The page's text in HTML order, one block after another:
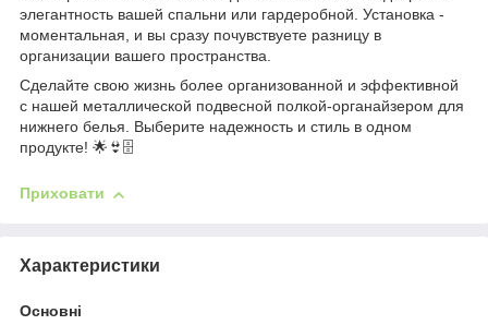
элегантность вашей спальни или гардеробной. Установка -
моментальная, и вы сразу почувствуете разницу в
организации вашего пространства.
Сделайте свою жизнь более организованной и эффективной
с нашей металлической подвесной полкой-органайзером для
нижнего белья. Выберите надежность и стиль в одном
продукте! 🌟👙🗄️
Приховати
Характеристики
Основні